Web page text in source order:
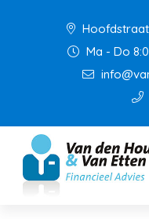
Hoofdstraat
Ma - Do